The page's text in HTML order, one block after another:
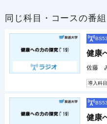
同じ科目・コースの番
健康
佐藤
導入科
健康